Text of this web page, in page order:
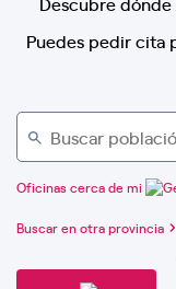
Puedes pedir cita
Oficinas cerca de mi
Buscar en otra provincia